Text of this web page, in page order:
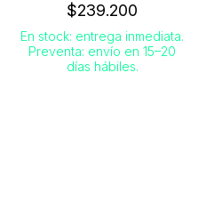
$239.200
En stock: entrega inmediata.
Preventa: envío en 15–20
días hábiles.